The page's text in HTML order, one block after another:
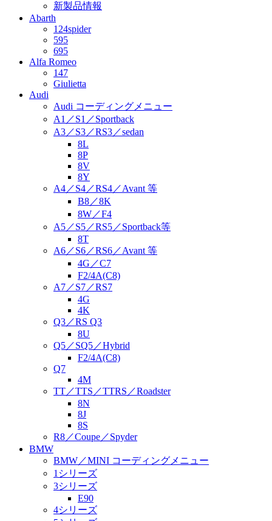
新製品情報
Abarth
124spider
595
695
Alfa Romeo
147
Giulietta
Audi
Audi コーディングメニュー
A1／S1／Sportback
A3／S3／RS3／sedan
8L
8P
8V
8Y
A4／S4／RS4／Avant 等
B8／8K
8W／F4
A5／S5／RS5／Sportback等
8T
A6／S6／RS6／Avant 等
4G／C7
F2/4A(C8)
A7／S7／RS7
4G
4K
Q3／RS Q3
8U
Q5／SQ5／Hybrid
F2/4A(C8)
Q7
4M
TT／TTS／TTRS／Roadster
8N
8J
8S
R8／Coupe／Spyder
BMW
BMW／MINI コーディングメニュー
1シリーズ
3シリーズ
E90
4シリーズ